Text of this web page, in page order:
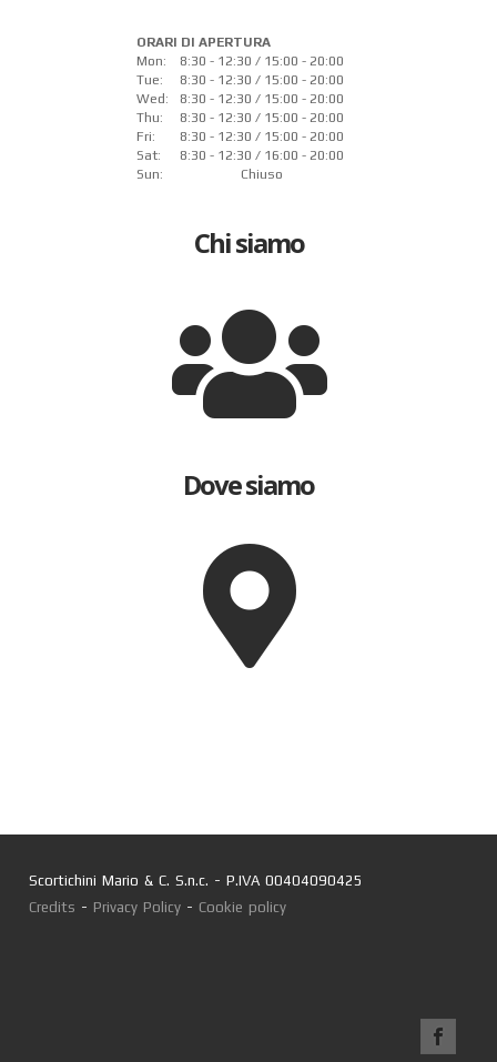
ORARI DI APERTURA
Mon:
8:30 - 12:30 / 15:00 - 20:00
Tue:
8:30 - 12:30 / 15:00 - 20:00
Wed:
8:30 - 12:30 / 15:00 - 20:00
Thu:
8:30 - 12:30 / 15:00 - 20:00
Fri:
8:30 - 12:30 / 15:00 - 20:00
Sat:
8:30 - 12:30 / 16:00 - 20:00
Sun:
Chiuso
Chi siamo
Dove siamo
Scortichini Mario & C. S.n.c. - P.IVA 00404090425
Credits - Privacy Policy - Cookie policy